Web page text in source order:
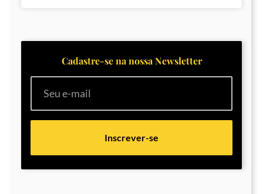
Cadastre-se na nossa Newsletter
Inscrever-se